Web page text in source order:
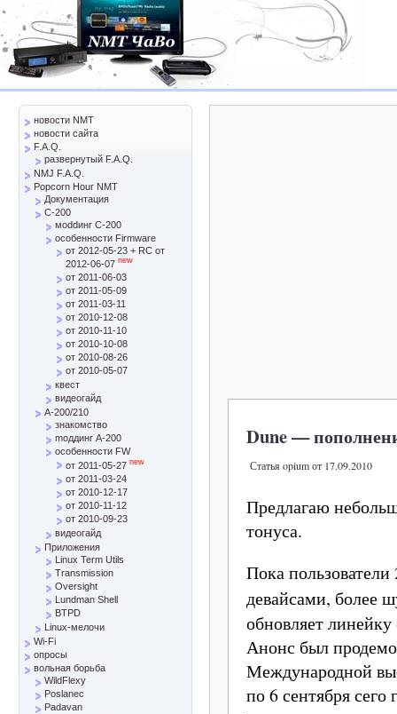
Dune —
Статья opium от 17.09.2010
Предлагаю
тонуса.
Пока
девайсами, более
обновляет
Анонс был
Международной
по 6 сентября сего
новости NMT
новости сайта
F.A.Q.
развернутый F.A.Q.
NMJ F.A.Q.
Popcorn Hour NMT
Документация
C-200
моddинг C-200
особенности Firmware
от 2012-05-23 + RC от
2012-06-07 new
от 2011-06-03
от 2011-05-09
от 2011-03-11
от 2010-12-08
от 2010-11-10
от 2010-10-08
от 2010-08-26
от 2010-05-07
квест
видеогайд
A-200/210
знакомство
mоддинг A-200
особенности FW
от 2011-05-27 new
от 2011-03-24
от 2010-12-17
от 2010-11-12
от 2010-09-23
видеогайд
Приложения
Linux Term Utils
Transmission
Oversight
Lundman Shell
BTPD
Linux-мелочи
Wi-Fi
опросы
вольная борьба
WildFlexy
Poslanec
Padavan